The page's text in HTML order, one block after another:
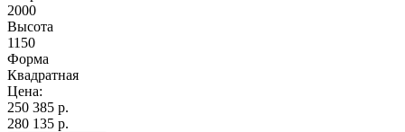
2000
Высота
1150
Форма
Квадратная
Цена:
250 385 р.
280 135 р.